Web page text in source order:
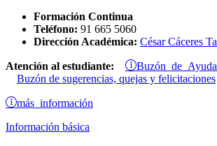
Formación Continua
Teléfono: 91 665 5060
Dirección Académica: César Cáceres
Atención al estudiante: Buzón de
Buzón de sugerencias, quejas y felicitaciones
más información
Información básica